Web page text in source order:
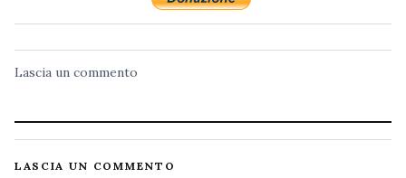
Lascia un commento
LASCIA UN COMMENTO